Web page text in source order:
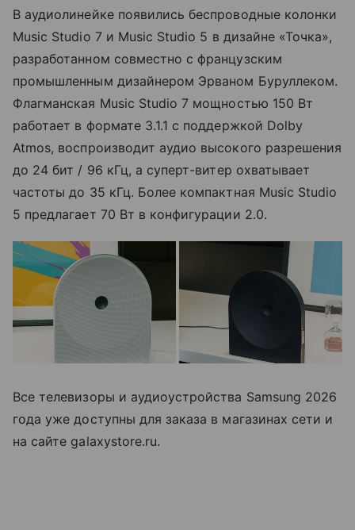
В аудиолинейке появились беспроводные колонки
Music Studio 7 и Music Studio 5 в дизайне «Точка»,
разработанном совместно с французским
промышленным дизайнером Эрваном Буруллеком.
Флагманская Music Studio 7 мощностью 150 Вт
работает в формате 3.1.1 с поддержкой Dolby
Atmos, воспроизводит аудио высокого разрешения
до 24 бит / 96 кГц, а суперт-витер охватывает
частоты до 35 кГц. Более компактная Music Studio
5 предлагает 70 Вт в конфигурации 2.0.
Все телевизоры и аудиоустройства Samsung 2026
года уже доступны для заказа в магазинах сети и
на сайте galaxystore.ru.